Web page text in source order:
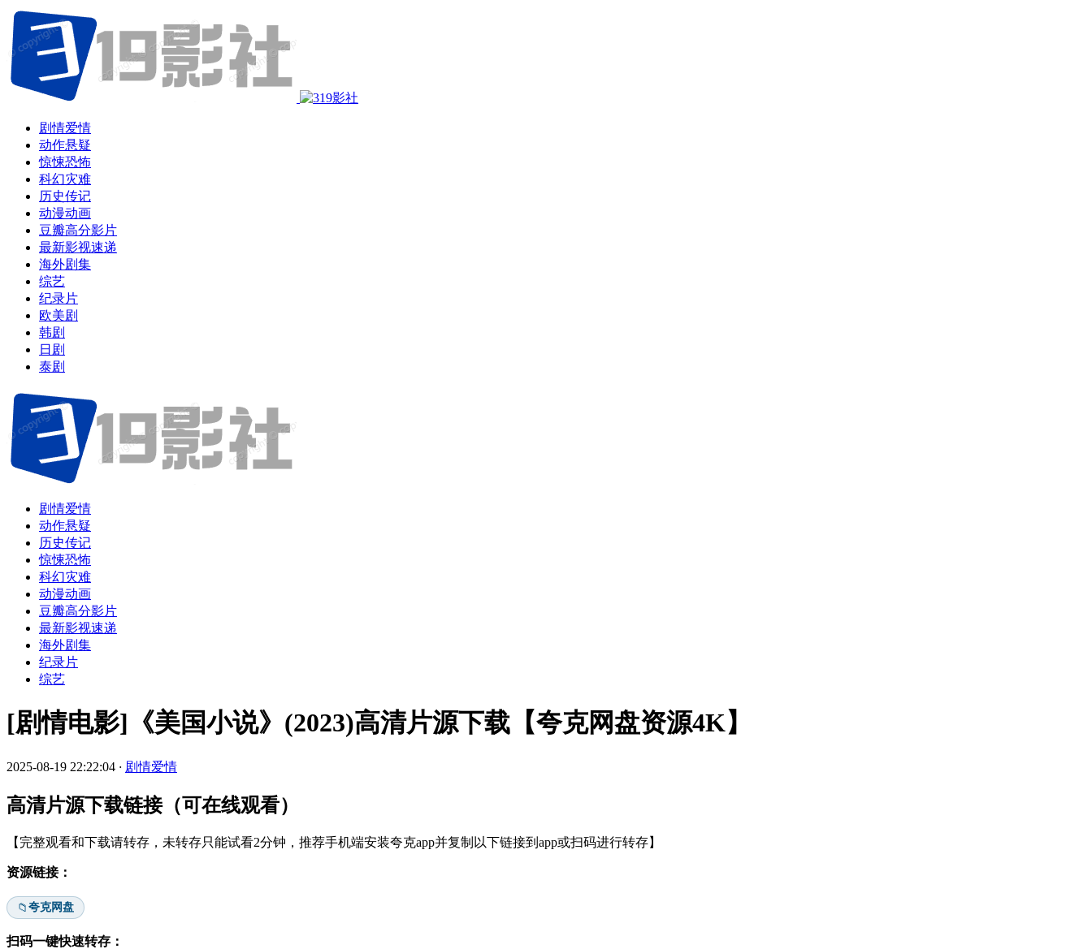
剧情爱情
动作悬疑
惊悚恐怖
科幻灾难
历史传记
动漫动画
豆瓣高分影片
最新影视速递
海外剧集
综艺
纪录片
欧美剧
韩剧
日剧
泰剧
剧情爱情
动作悬疑
历史传记
惊悚恐怖
科幻灾难
动漫动画
豆瓣高分影片
最新影视速递
海外剧集
纪录片
综艺
[剧情电影]《美国小说》(2023)高清片源下载【夸克网盘资源4K】
2025-08-19 22:22:04 · 剧情爱情
高清片源下载链接（可在线观看）
【完整观看和下载请转存，未转存只能试看2分钟，推荐手机端安装夸克app并复制以下链接到app或扫码进行转存】
资源链接：
📁夸克网盘
扫码一键快速转存：